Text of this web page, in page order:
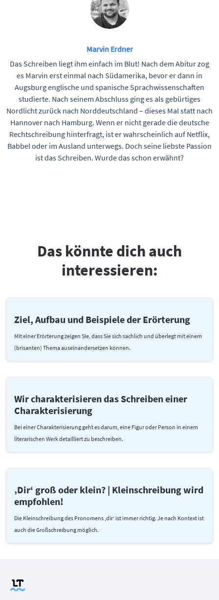
Marvin Erdner
Das Schreiben liegt ihm einfach im Blut! Nach dem Abitur zog
es Marvin erst einmal nach Südamerika, bevor er dann in
Augsburg englische und spanische Sprachwissenschaften
studierte. Nach seinem Abschluss ging es als gebürtiges
Nordlicht zurück nach Norddeutschland – dieses Mal statt nach
Hannover nach Hamburg. Wenn er nicht gerade die deutsche
Rechtschreibung hinterfragt, ist er wahrscheinlich auf Netflix,
Babbel oder im Ausland unterwegs. Doch seine liebste Passion
ist das Schreiben. Wurde das schon erwähnt?
Das könnte dich auch
interessieren:
Ziel, Aufbau und Beispiele der Erörterung
Mit einer Erörterung zeigen Sie, dass Sie sich sachlich und überlegt mit einem
(brisanten) Thema auseinandersetzen können.
Wir charakterisieren das Schreiben einer
Charakterisierung
Bei einer Charakterisierung geht es darum, eine Figur oder Person in einem
literarischen Werk detailliert zu beschreiben.
‚Dir‘ groß oder klein? | Kleinschreibung wird
empfohlen!
Die Kleinschreibung des Pronomens ,dir‘ ist immer richtig. Je nach Kontext ist
auch die Großschreibung möglich.